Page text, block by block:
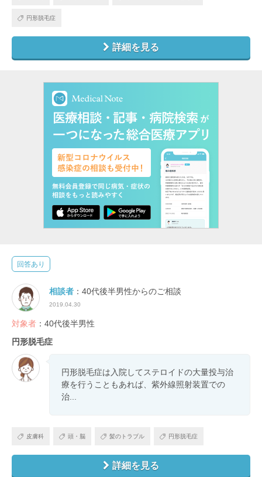
円形脱毛症
詳細を見る
回答あり
相談者 ：40代後半男性からのご相談
2019.04.30
対象者 ：40代後半男性
円形脱毛症
円形脱毛症は入院してステロイドの大量投与治
療を行うこともあれば、紫外線照射装置での
治...
皮膚科 頭・脳 髪のトラブル 円形脱毛症
詳細を見る